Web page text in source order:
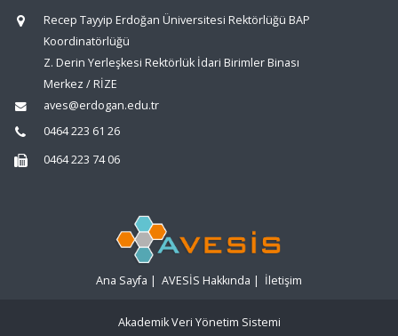
Recep Tayyip Erdoğan Üniversitesi Rektörlüğü BAP
Koordinatörlüğü
Z. Derin Yerleşkesi Rektörlük İdari Birimler Binası
Merkez / RİZE
aves@erdogan.edu.tr
0464 223 61 26
0464 223 74 06
Ana Sayfa | AVESİS Hakkında | İletişim
Akademik Veri Yönetim Sistemi